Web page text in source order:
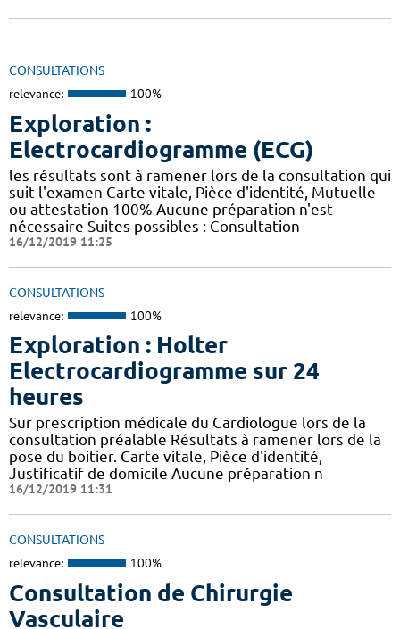
CONSULTATIONS
relevance: 100%
Exploration :
Electrocardiogramme (ECG)
les résultats sont à ramener lors de la consultation qui
suit l'examen Carte vitale, Pièce d'identité, Mutuelle
ou attestation 100% Aucune préparation n'est
nécessaire Suites possibles : Consultation
16/12/2019 11:25
CONSULTATIONS
relevance: 100%
Exploration : Holter
Electrocardiogramme sur 24
heures
Sur prescription médicale du Cardiologue lors de la
consultation préalable Résultats à ramener lors de la
pose du boitier. Carte vitale, Pièce d'identité,
Justificatif de domicile Aucune préparation n
16/12/2019 11:31
CONSULTATIONS
relevance: 100%
Consultation de Chirurgie
Vasculaire